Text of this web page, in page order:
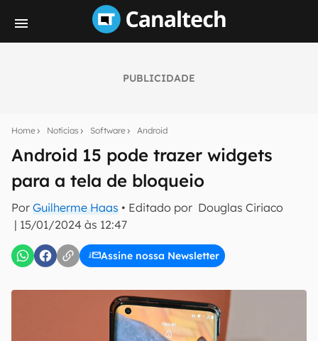
PUBLICIDADE
Home Notícias Software Android
Android 15 pode trazer widgets
para a tela de bloqueio
Por Guilherme Haas • Editado por Douglas Ciriaco
| 15/01/2024 às 12:47
Assine nossa Newsletter
notícias e reviews sobre tecnologia em primeira
mão.
E-mail
Uso e Política de Privacidade do Canaltech.